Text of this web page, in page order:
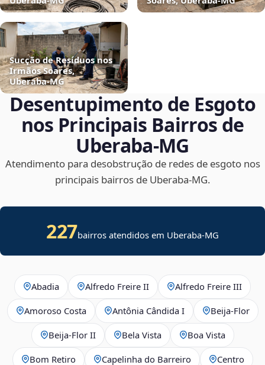
Sucção de Resíduos nos
Irmãos Soares,
Uberaba‑MG
Desentupimento de Esgoto
nos Principais Bairros de
Uberaba‑MG
Atendimento para desobstrução de redes de esgoto nos
principais bairros de Uberaba‑MG.
227bairros atendidos em Uberaba-MG
Abadia Alfredo Freire II Alfredo Freire III
Amoroso Costa Antônia Cândida I Beija‑Flor
Beija‑Flor II Bela Vista Boa Vista
Bom Retiro Capelinha do Barreiro Centro